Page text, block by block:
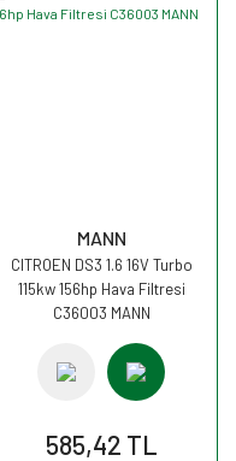
MANN
CITROEN DS3 1.6 16V Turbo
115kw 156hp Hava Filtresi
C36003 MANN
585,42 TL